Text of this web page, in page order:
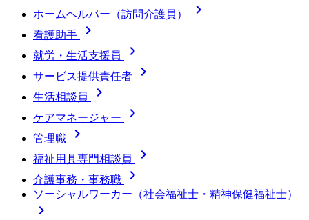
ホームヘルパー（訪問介護員） 
看護助手 
就労・生活支援員 
サービス提供責任者 
生活相談員 
ケアマネージャー 
管理職 
福祉用具専門相談員 
介護事務・事務職 
ソーシャルワーカー（社会福祉士・精神保健福祉士）
